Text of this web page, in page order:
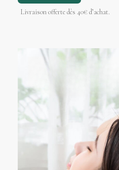
Livraison offerte dès 40€ d’achat.